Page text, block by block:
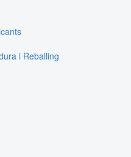
i Reballing